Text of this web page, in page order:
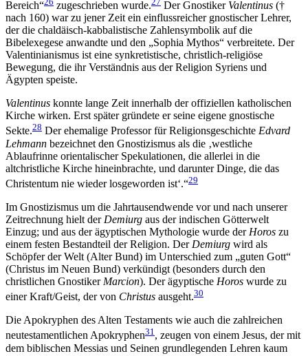
Bereich“
zugeschrieben wurde. Der Gnostiker Valentinus (†
nach 160) war zu jener Zeit ein einflussreicher gnostischer Lehrer,
der die chaldäisch-kabbalistische Zahlensymbolik auf die
Bibelexegese anwandte und den „Sophia Mythos“ verbreitete. Der
Valentinianismus ist eine synkretistische, christlich-religiöse
Bewegung, die ihr Verständnis aus der Religion Syriens und
Ägypten speiste.
Valentinus konnte lange Zeit innerhalb der offiziellen katholischen
Kirche wirken. Erst später gründete er seine eigene gnostische
Sekte.28 Der ehemalige Professor für Religionsgeschichte Edvard
Lehmann bezeichnet den Gnostizismus als die ‚westliche
Ablaufrinne orientalischer Spekulationen, die allerlei in die
altchristliche Kirche hineinbrachte, und darunter Dinge, die das
Christentum nie wieder losgeworden ist‘.“29
Im Gnostizismus um die Jahrtausendwende vor und nach unserer
Zeitrechnung hielt der Demiurg aus der indischen Götterwelt
Einzug; und aus der ägyptischen Mythologie wurde der Horos zu
einem festen Bestandteil der Religion. Der Demiurg wird als
Schöpfer der Welt (Alter Bund) im Unterschied zum „guten Gott“
(Christus im Neuen Bund) verkündigt (besonders durch den
christlichen Gnostiker Marcion). Der ägyptische Horos wurde zu
einer Kraft/Geist, der von Christus ausgeht.30
Die Apokryphen des Alten Testaments wie auch die zahlreichen
neutestamentlichen Apokryphen31, zeugen von einem Jesus, der mit
dem biblischen Messias und Seinen grundlegenden Lehren kaum